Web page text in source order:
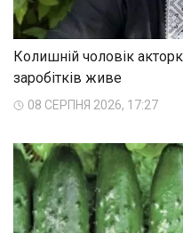
Колишній чоловік
заробітків живе
08 СЕРПНЯ 2026, 17:27